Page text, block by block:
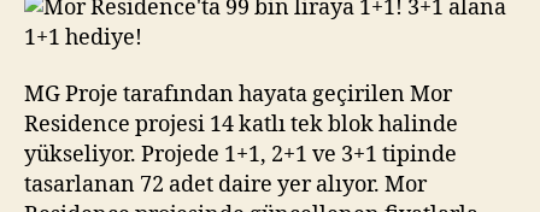
hediye!
MG Proje tarafından hayata geçirilen Mor
Residence projesi 14 katlı tek blok halinde
yükseliyor. Projede 1+1, 2+1 ve 3+1 tipinde
tasarlanan 72 adet daire yer alıyor. Mor